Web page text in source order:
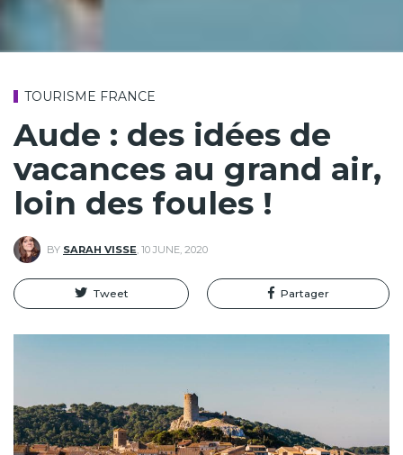
TOURISME FRANCE
Aude : des idées de
vacances au grand air,
loin des foules !
BY SARAH VISSE, 10 JUNE, 2020
Tweet Partager